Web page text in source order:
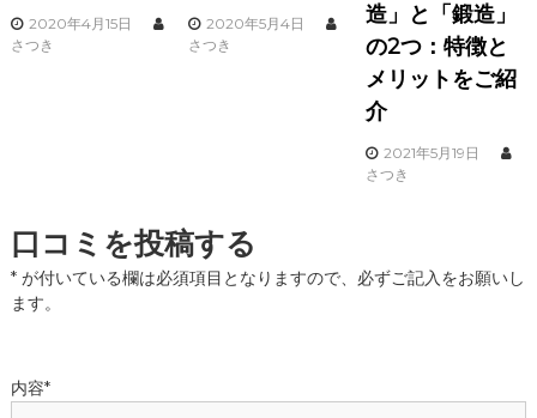
2020年4月15日
さつき
2020年5月4日
さつき
造」と「鍛造」
の2つ：特徴と
メリットをご紹
介
2021年5月19日
さつき
口コミを投稿する
*が付いている欄は必須項目となりますので、必ずご記入をお願いし
ます。